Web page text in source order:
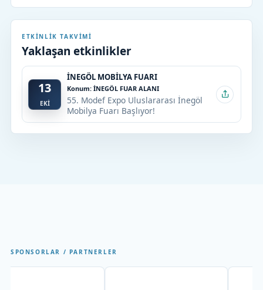
ETKINLIK TAKVIMI
Yaklaşan etkinlikler
13
EKİ
İNEGÖL MOBİLYA FUARI
Konum: İNEGÖL FUAR ALANI
55. Modef Expo Uluslararası İnegöl
Mobilya Fuarı Başlıyor!
SPONSORLAR / PARTNERLER